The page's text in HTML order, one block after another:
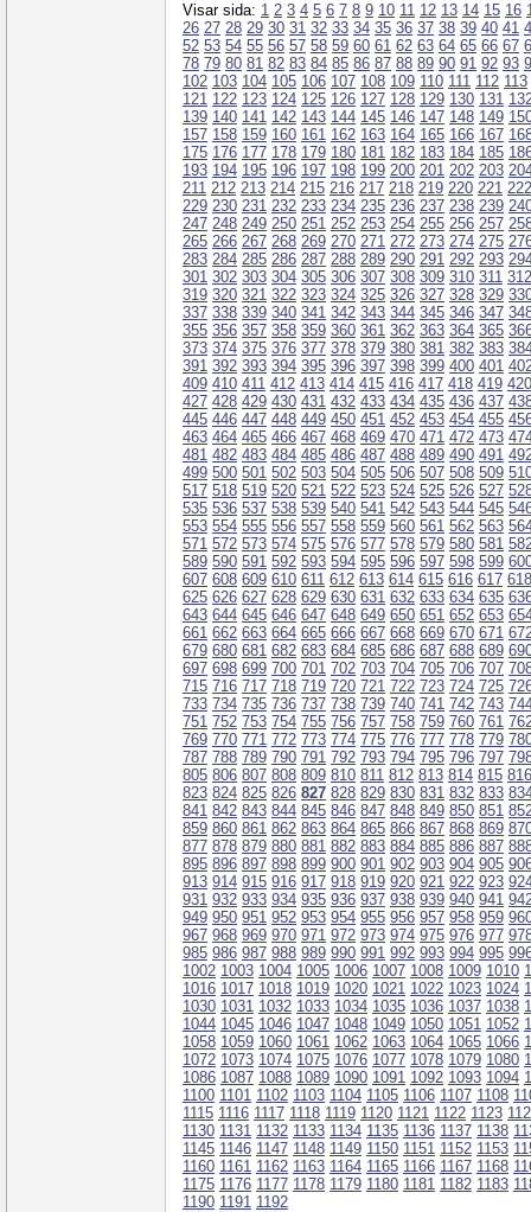
Visar sida: 1 2 3 4 5 6 7 8 9 10 11 12 13 14 15 16
26 27 28 29 30 31 32 33 34 35 36 37 38 39 40 41
52 53 54 55 56 57 58 59 60 61 62 63 64 65 66 67
78 79 80 81 82 83 84 85 86 87 88 89 90 91 92 93
102 103 104 105 106 107 108 109 110 111 112 113
121 122 123 124 125 126 127 128 129 130 131
139 140 141 142 143 144 145 146 147 148 149
157 158 159 160 161 162 163 164 165 166 167
175 176 177 178 179 180 181 182 183 184 185
193 194 195 196 197 198 199 200 201 202 203
211 212 213 214 215 216 217 218 219 220 221 222
229 230 231 232 233 234 235 236 237 238 239
247 248 249 250 251 252 253 254 255 256 257
265 266 267 268 269 270 271 272 273 274 275
283 284 285 286 287 288 289 290 291 292 293
301 302 303 304 305 306 307 308 309 310 311 312
319 320 321 322 323 324 325 326 327 328 329
337 338 339 340 341 342 343 344 345 346 347
355 356 357 358 359 360 361 362 363 364 365
373 374 375 376 377 378 379 380 381 382 383
391 392 393 394 395 396 397 398 399 400 401
409 410 411 412 413 414 415 416 417 418 419 420
427 428 429 430 431 432 433 434 435 436 437
445 446 447 448 449 450 451 452 453 454 455
463 464 465 466 467 468 469 470 471 472 473
481 482 483 484 485 486 487 488 489 490 491
499 500 501 502 503 504 505 506 507 508 509
517 518 519 520 521 522 523 524 525 526 527
535 536 537 538 539 540 541 542 543 544 545
553 554 555 556 557 558 559 560 561 562 563
571 572 573 574 575 576 577 578 579 580 581
589 590 591 592 593 594 595 596 597 598 599
607 608 609 610 611 612 613 614 615 616 617 618
625 626 627 628 629 630 631 632 633 634 635
643 644 645 646 647 648 649 650 651 652 653
661 662 663 664 665 666 667 668 669 670 671
679 680 681 682 683 684 685 686 687 688 689
697 698 699 700 701 702 703 704 705 706 707
715 716 717 718 719 720 721 722 723 724 725
733 734 735 736 737 738 739 740 741 742 743
751 752 753 754 755 756 757 758 759 760 761
769 770 771 772 773 774 775 776 777 778 779
787 788 789 790 791 792 793 794 795 796 797
805 806 807 808 809 810 811 812 813 814 815 816
823 824 825 826 827 828 829 830 831 832 833
841 842 843 844 845 846 847 848 849 850 851
859 860 861 862 863 864 865 866 867 868 869
877 878 879 880 881 882 883 884 885 886 887
895 896 897 898 899 900 901 902 903 904 905
913 914 915 916 917 918 919 920 921 922 923
931 932 933 934 935 936 937 938 939 940 941
949 950 951 952 953 954 955 956 957 958 959
967 968 969 970 971 972 973 974 975 976 977
985 986 987 988 989 990 991 992 993 994 995
1002 1003 1004 1005 1006 1007 1008 1009 1010
1016 1017 1018 1019 1020 1021 1022 1023 1024
1030 1031 1032 1033 1034 1035 1036 1037 1038
1044 1045 1046 1047 1048 1049 1050 1051 1052
1058 1059 1060 1061 1062 1063 1064 1065 1066
1072 1073 1074 1075 1076 1077 1078 1079 1080
1086 1087 1088 1089 1090 1091 1092 1093 1094
1100 1101 1102 1103 1104 1105 1106 1107 1108
1115 1116 1117 1118 1119 1120 1121 1122 1123
1130 1131 1132 1133 1134 1135 1136 1137 1138
1145 1146 1147 1148 1149 1150 1151 1152 1153
1160 1161 1162 1163 1164 1165 1166 1167 1168
1175 1176 1177 1178 1179 1180 1181 1182 1183
1190 1191 1192